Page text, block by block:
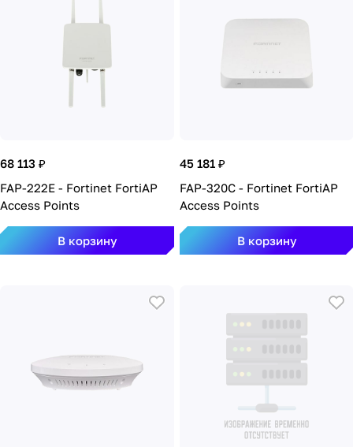
68 113 ₽
FAP-222E - Fortinet FortiAP
Access Points
В корзину
45 181 ₽
FAP-320C - Fortinet FortiAP
Access Points
В корзину